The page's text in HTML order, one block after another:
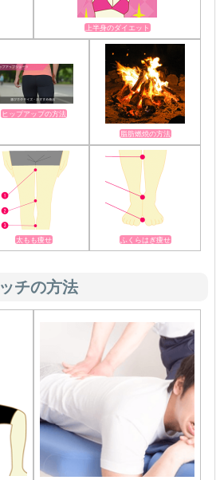
上半身のダイエット
ヒップアップの方法
脂肪燃焼の方法
太もも痩せ ふくらはぎ痩せ
チの方法